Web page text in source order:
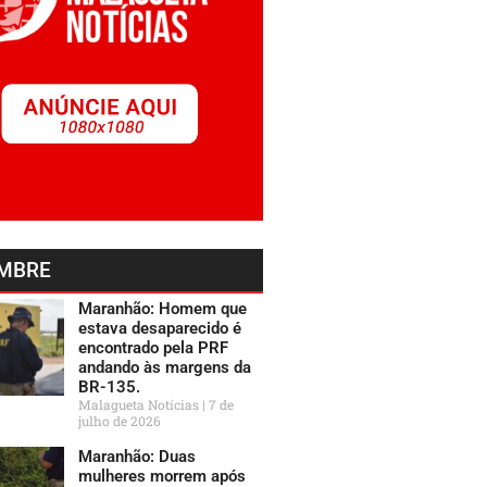
Maranhão: Homem que
estava desaparecido é
encontrado pela PRF
andando às margens da
BR-135.
Malagueta Notícias 7 de
julho de 2026
Maranhão: Duas
mulheres morrem após